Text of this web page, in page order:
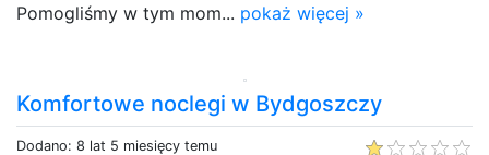
Pomogliśmy w tym mom... pokaż więcej »
Komfortowe noclegi w Bydgoszczy
Dodano: 8 lat 5 miesięcy temu